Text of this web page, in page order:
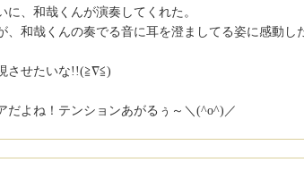
、和哉くんが演奏してくれた。
、和哉くんの奏でる音に耳を澄ましてる姿に感動し
させたいな!!(≧∇≦)
だよね！テンションあがるぅ～＼(^o^)／